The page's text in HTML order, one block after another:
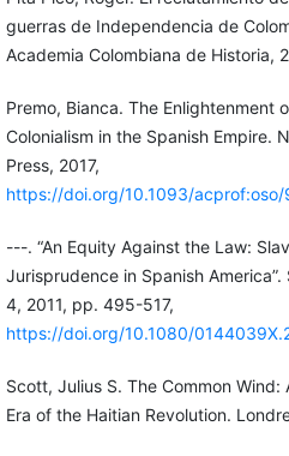
guerras de Independencia de
Academia Colombiana de Historia,
Premo, Bianca. The Enlightenment
Colonialism in the Spanish Empire.
Press, 2017,
https://doi.org/10.1093/
---. “An Equity Against the Law:
Jurisprudence in Spanish
4, 2011, pp. 495-517,
https://doi.org/10.1080/
Scott, Julius S. The Common
Era of the Haitian Revolution.